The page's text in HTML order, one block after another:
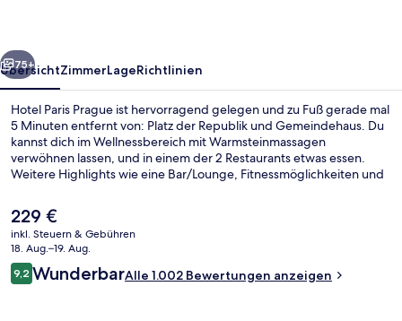
Weiter
75+
ÜbersichtZimmerLageRichtlinien
Hotel Paris Prague ist hervorragend gelegen und zu Fuß gerade mal
5 Minuten entfernt von: Platz der Republik und Gemeindehaus. Du
kannst dich im Wellnessbereich mit Warmsteinmassagen
verwöhnen lassen, und in einem der 2 Restaurants etwas essen.
Weitere Highlights wie eine Bar/Lounge, Fitnessmöglichkeiten und
Reisenden gefallen das hilfsbereite Personal und der allgemeine
Zustand sehr gut. Die öffentlichen Verkehrsmittel sind nur einen
kurzen Fußmarsch entfernt: Zur Metrostation Náměstí Republiky
sind es nur wenige Schritte und zur Haltestelle Dlouhá třída 4
Minuten.
Der
aktuelle
Preis
beträgt
229 €.
229 €
inkl. Steuern & Gebühren
18. Aug.–19. Aug.
Bewertungen
9,29,2 von 10.
WunderbarAlle 1.002 Bewertungen anzeigen